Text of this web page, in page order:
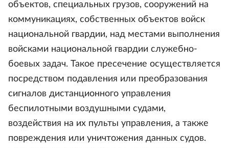
объектов, специальных грузов, сооружений на
коммуникациях, собственных объектов войск
национальной гвардии, над местами выполнения
войсками национальной гвардии служебно-
боевых задач. Такое пресечение осуществляется
посредством подавления или преобразования
сигналов дистанционного управления
беспилотными воздушными судами,
воздействия на их пульты управления, а также
повреждения или уничтожения данных судов.